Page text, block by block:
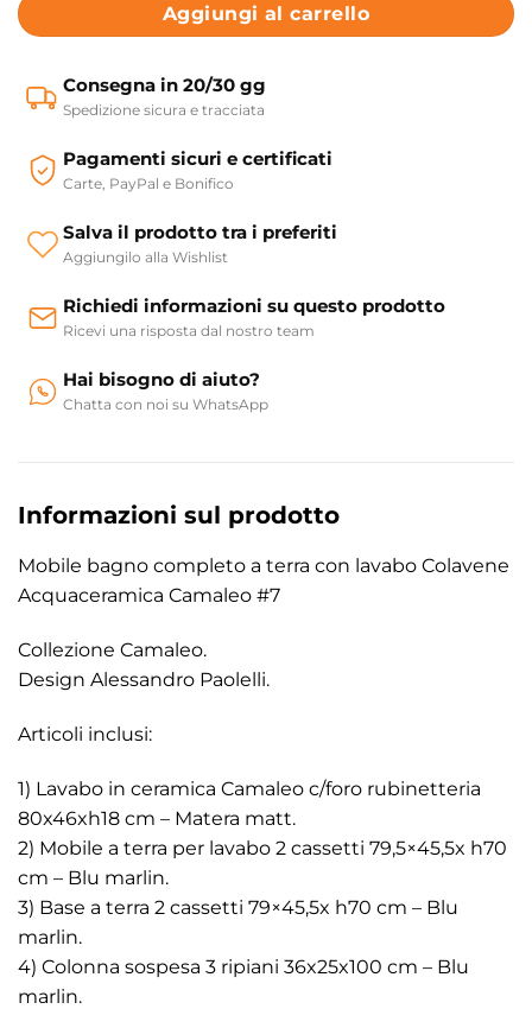
Aggiungi al carrello
Consegna in 20/30 gg
Spedizione sicura e tracciata
Pagamenti sicuri e certificati
Carte, PayPal e Bonifico
Salva il prodotto tra i preferiti
Aggiungilo alla Wishlist
Richiedi informazioni su questo prodotto
Ricevi una risposta dal nostro team
Hai bisogno di aiuto?
Chatta con noi su WhatsApp
Informazioni sul prodotto
Mobile bagno completo a terra con lavabo Colavene
Acquaceramica Camaleo #7
Collezione Camaleo.
Design Alessandro Paolelli.
Articoli inclusi:
1) Lavabo in ceramica Camaleo c/foro rubinetteria
80x46xh18 cm – Matera matt.
2) Mobile a terra per lavabo 2 cassetti 79,5×45,5x h70
cm – Blu marlin.
3) Base a terra 2 cassetti 79×45,5x h70 cm – Blu
marlin.
4) Colonna sospesa 3 ripiani 36x25x100 cm – Blu
marlin.